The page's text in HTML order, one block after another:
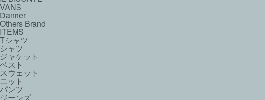
VANS
Danner
Others Brand
ITEMS
Tシャツ
シャツ
ジャケット
ベスト
スウェット
ニット
パンツ
ジーンズ